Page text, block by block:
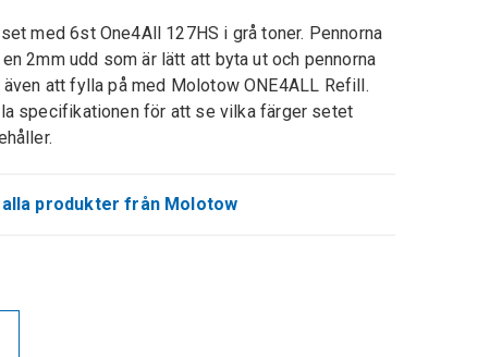
med 6st One4All 127HS i grå toner. Pennorna
en 2mm udd som är lätt att byta ut och pennorna
även att fylla på med Molotow ONE4ALL Refill.
specifikationen för att se vilka färger setet
alla produkter från Molotow